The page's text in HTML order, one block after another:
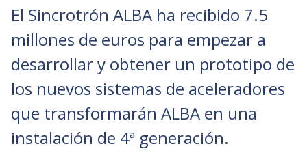
El Sincrotrón ALBA ha recibido 7.5
millones de euros para empezar a
desarrollar y obtener un prototipo de
los nuevos sistemas de aceleradores
que transformarán ALBA en una
instalación de 4ª generación.